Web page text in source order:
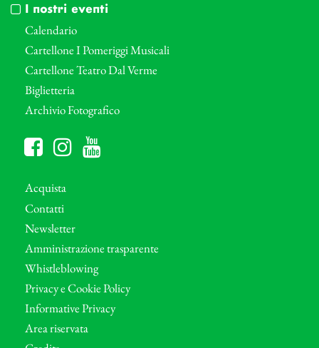
I nostri eventi
Calendario
Cartellone I Pomeriggi Musicali
Cartellone Teatro Dal Verme
Biglietteria
Archivio Fotografico
Acquista
Contatti
Newsletter
Amministrazione trasparente
Whistleblowing
Privacy e Cookie Policy
Informative Privacy
Area riservata